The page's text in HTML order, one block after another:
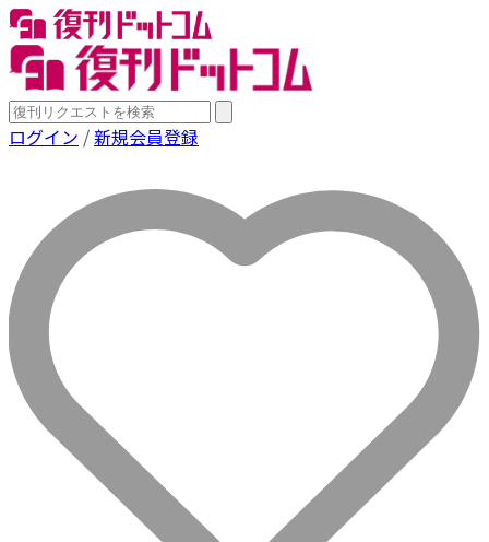
ログイン /新規会員登録